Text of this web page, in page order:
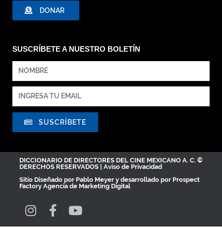
DONAR
SUSCRÍBETE A NUESTRO BOLETÍN
SUSCRÍBETE
DICCIONARIO DE DIRECTORES DEL CINE MEXICANO A. C. ©
DERECHOS RESERVADOS | Aviso de Privacidad
Sitio Diseñado por Pablo Meyer y desarrollado por Prospect
Factory Agencia de Marketing Digital